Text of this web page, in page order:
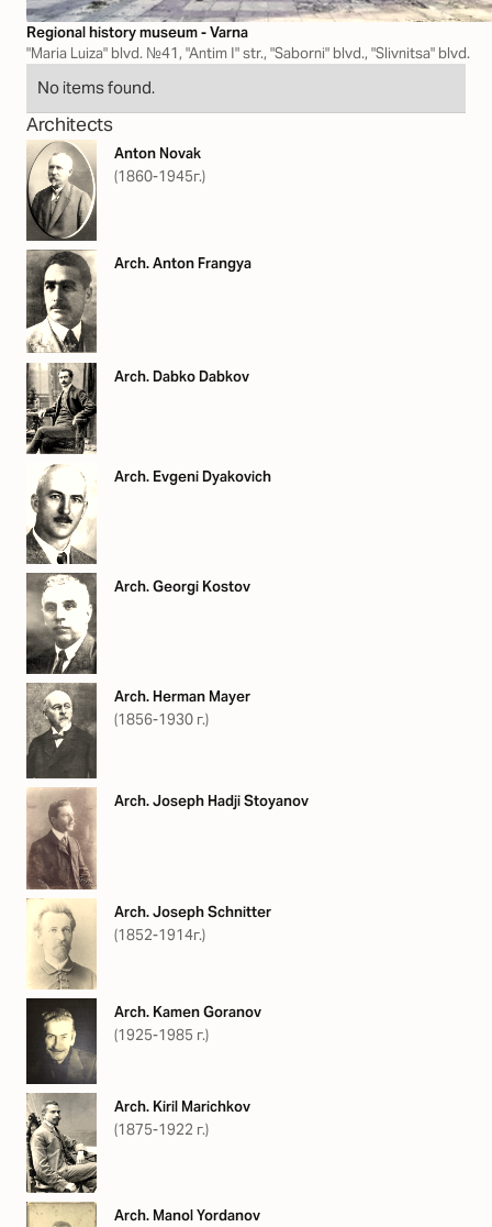
Regional history museum - Varna
"Maria Luiza" blvd. №41, "Antim І" str., "Saborni" blvd., "Slivnitsa" blvd.
No items found.
Architects
Anton Novak
(1860-1945г.)
Arch. Anton Frangya
Arch. Dabko Dabkov
Arch. Evgeni Dyakovich
Arch. Georgi Kostov
Arch. Herman Mayer
(1856-1930 г.)
Arch. Joseph Hadji Stoyanov
Arch. Joseph Schnitter
(1852-1914г.)
Arch. Kamen Goranov
(1925-1985 г.)
Arch. Kiril Marichkov
(1875-1922 г.)
Arch. Manol Yordanov